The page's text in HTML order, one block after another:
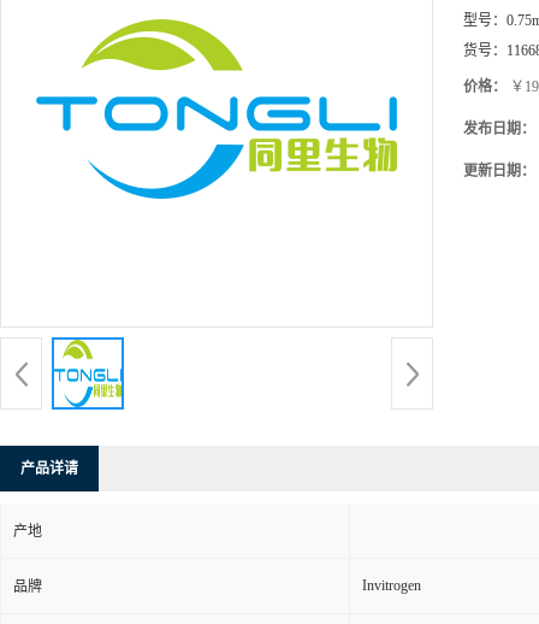
型号：
货号：
价格： ￥
发布日期：
更新日期：
产品详请
产地
品牌 Invitrogen